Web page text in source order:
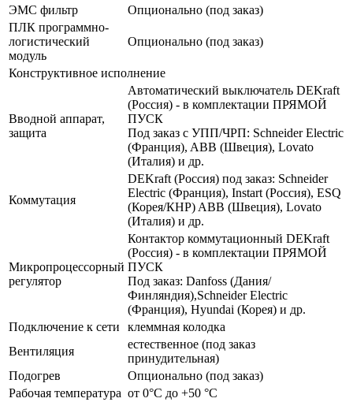
ЭМС фильтр
Опционально (под заказ)
ПЛК программно-
логистический
модуль
Опционально (под заказ)
Конструктивное исполнение
Вводной аппарат,
защита
Автоматический выключатель DEKraft
(Россия) - в комплектации ПРЯМОЙ
ПУСК
Под заказ с УПП/ЧРП: Schneider Electric
(Франция), ABB (Швеция), Lovato
(Италия) и др.
Коммутация
DEKraft (Россия) под заказ: Schneider
Electric (Франция), Instart (Россия), ESQ
(Корея/КНР) ABB (Швеция), Lovato
(Италия) и др.
Микропроцессорный
регулятор
Контактор коммутационный DEKraft
(Россия) - в комплектации ПРЯМОЙ
ПУСК
Под заказ: Danfoss (Дания/
Финляндия),Schneider Electric
(Франция), Hyundai (Корея) и др.
Подключение к сети
клеммная колодка
Вентиляция
естественное (под заказ
принудительная)
Подогрев
Опционально (под заказ)
Рабочая температура от 0°C до +50 °C